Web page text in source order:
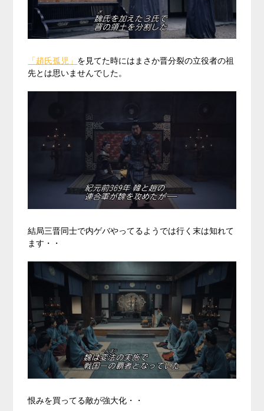
「趙氏孤児」 を見てた時にはまさか晋分裂の立役者の祖
先とは思いませんでした。
結局三晋同士で内ゲバやってるようでは行く末は知れて
ます・・
恨みを買ってる敵が強大化・・